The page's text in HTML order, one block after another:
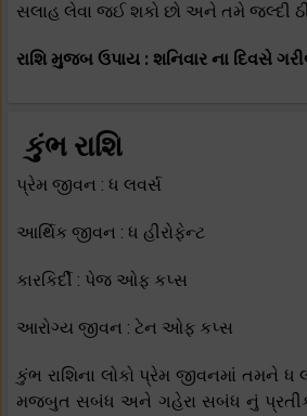
સલાહ લેવા જઈ શકો છો અને તમે જલ્દી
રાશિ મુજબ ઉપાય : શનિવાર ના દિવસે
કુંભ રાશિ
પ્રેમ જીવન : ધ લવર્સ
આર્થિક જીવન : ધ હીરોફેન્ટ
કારકિર્દી : પેજ ઓફ કપ્સ
આરોગ્ય જીવન : ટેન ઓફ કપ્સ
કુંભ રાશિના લોકો પ્રેમ જીવનમાં તમને ધ
મજબુત સબંધ અને ગહેરા સબંધ નું